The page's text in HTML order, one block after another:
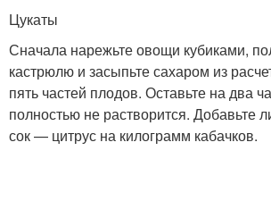
Цукаты
Сначала нарежьте овощи кубиками,
кастрюлю и засыпьте сахаром из
пять частей плодов. Оставьте на два
полностью не растворится. Добавьте
сок — цитрус на килограмм кабачков.